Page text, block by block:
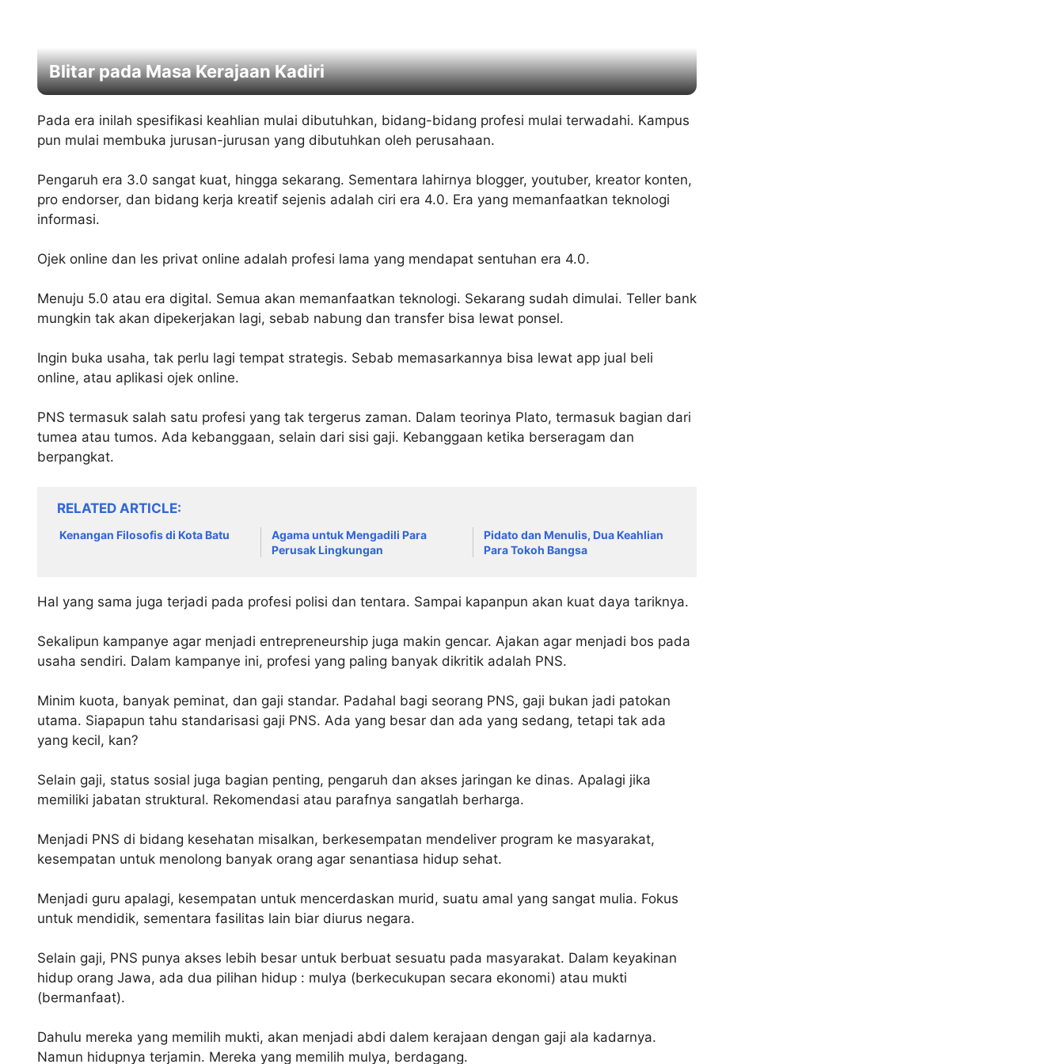
Blitar pada Masa Kerajaan Kadiri
Pada era inilah spesifikasi keahlian mulai dibutuhkan, bidang-bidang profesi mulai terwadahi. Kampus
pun mulai membuka jurusan-jurusan yang dibutuhkan oleh perusahaan.
Pengaruh era 3.0 sangat kuat, hingga sekarang. Sementara lahirnya blogger, youtuber, kreator konten,
pro endorser, dan bidang kerja kreatif sejenis adalah ciri era 4.0. Era yang memanfaatkan teknologi
informasi.
Ojek online dan les privat online adalah profesi lama yang mendapat sentuhan era 4.0.
Menuju 5.0 atau era digital. Semua akan memanfaatkan teknologi. Sekarang sudah dimulai. Teller bank
mungkin tak akan dipekerjakan lagi, sebab nabung dan transfer bisa lewat ponsel.
Ingin buka usaha, tak perlu lagi tempat strategis. Sebab memasarkannya bisa lewat app jual beli
online, atau aplikasi ojek online.
PNS termasuk salah satu profesi yang tak tergerus zaman. Dalam teorinya Plato, termasuk bagian dari
tumea atau tumos. Ada kebanggaan, selain dari sisi gaji. Kebanggaan ketika berseragam dan
berpangkat.
RELATED ARTICLE
Kenangan Filosofis di Kota Batu
Agama untuk Mengadili Para
Perusak Lingkungan
Pidato dan Menulis, Dua Keahlian
Para Tokoh Bangsa
Hal yang sama juga terjadi pada profesi polisi dan tentara. Sampai kapanpun akan kuat daya tariknya.
Sekalipun kampanye agar menjadi entrepreneurship juga makin gencar. Ajakan agar menjadi bos pada
usaha sendiri. Dalam kampanye ini, profesi yang paling banyak dikritik adalah PNS.
Minim kuota, banyak peminat, dan gaji standar. Padahal bagi seorang PNS, gaji bukan jadi patokan
utama. Siapapun tahu standarisasi gaji PNS. Ada yang besar dan ada yang sedang, tetapi tak ada
yang kecil, kan?
Selain gaji, status sosial juga bagian penting, pengaruh dan akses jaringan ke dinas. Apalagi jika
memiliki jabatan struktural. Rekomendasi atau parafnya sangatlah berharga.
Menjadi PNS di bidang kesehatan misalkan, berkesempatan mendeliver program ke masyarakat,
kesempatan untuk menolong banyak orang agar senantiasa hidup sehat.
Menjadi guru apalagi, kesempatan untuk mencerdaskan murid, suatu amal yang sangat mulia. Fokus
untuk mendidik, sementara fasilitas lain biar diurus negara.
Selain gaji, PNS punya akses lebih besar untuk berbuat sesuatu pada masyarakat. Dalam keyakinan
hidup orang Jawa, ada dua pilihan hidup : mulya (berkecukupan secara ekonomi) atau mukti
(bermanfaat).
Dahulu mereka yang memilih mukti, akan menjadi abdi dalem kerajaan dengan gaji ala kadarnya.
Namun hidupnya terjamin. Mereka yang memilih mulya, berdagang.